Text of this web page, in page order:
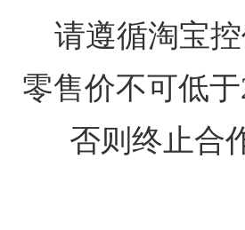
请遵循淘宝
零售价不可低于
否则终止合